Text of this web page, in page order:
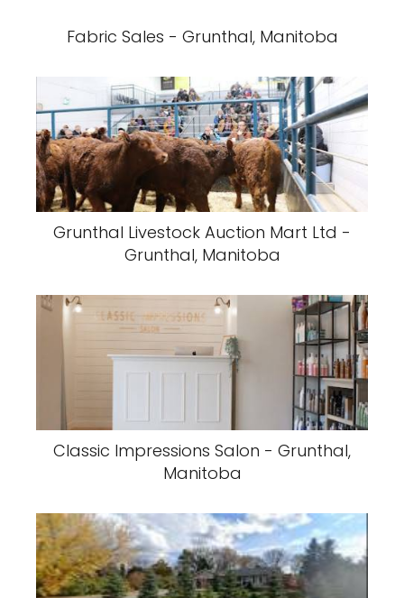
Fabric Sales - Grunthal, Manitoba
Grunthal Livestock Auction Mart Ltd -
Grunthal, Manitoba
Classic Impressions Salon - Grunthal,
Manitoba